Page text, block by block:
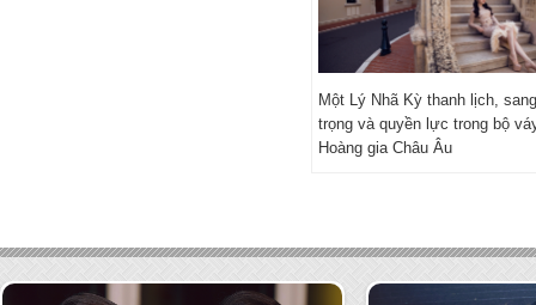
Một Lý Nhã Kỳ thanh lịch, sang
trọng và quyền lực trong bộ
Hoàng gia Châu Âu